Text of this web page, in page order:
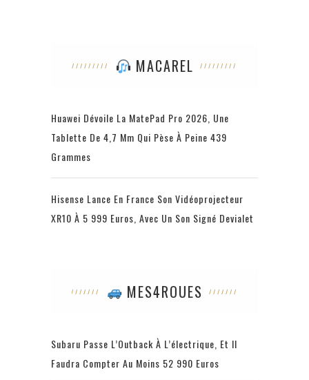
MACAREL
Huawei Dévoile La MatePad Pro 2026, Une
Tablette De 4,7 Mm Qui Pèse À Peine 439
Grammes
Hisense Lance En France Son Vidéoprojecteur
XR10 À 5 999 Euros, Avec Un Son Signé Devialet
MES4ROUES
Subaru Passe L’Outback À L’électrique, Et Il
Faudra Compter Au Moins 52 990 Euros